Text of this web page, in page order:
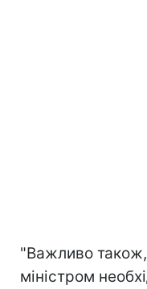
"Важливо
міністром